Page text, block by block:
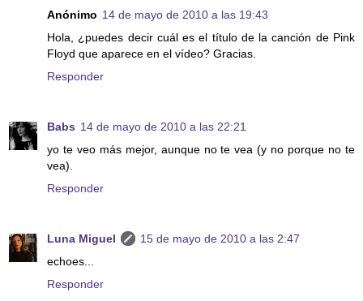
Anónimo 14 de mayo de 2010 a las 19:43
Hola, ¿puedes decir cuál es el título de la canción de Pink
Floyd que aparece en el vídeo? Gracias.
Responder
Babs 14 de mayo de 2010 a las 22:21
yo te veo más mejor, aunque no te vea (y no porque no te
vea).
Responder
Luna Miguel
15 de mayo de 2010 a las 2:47
echoes...
Responder